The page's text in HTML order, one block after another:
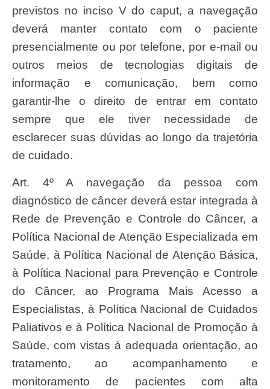
previstos no inciso V do caput, a navegação
deverá manter contato com o paciente
presencialmente ou por telefone, por e-mail ou
outros meios de tecnologias digitais de
informação e comunicação, bem como
garantir-lhe o direito de entrar em contato
sempre que ele tiver necessidade de
esclarecer suas dúvidas ao longo da trajetória
de cuidado.
Art. 4º A navegação da pessoa com
diagnóstico de câncer deverá estar integrada à
Rede de Prevenção e Controle do Câncer, a
Política Nacional de Atenção Especializada em
Saúde, à Política Nacional de Atenção Básica,
à Política Nacional para Prevenção e Controle
do Câncer, ao Programa Mais Acesso a
Especialistas, à Política Nacional de Cuidados
Paliativos e à Política Nacional de Promoção à
Saúde, com vistas à adequada orientação, ao
tratamento, ao acompanhamento e
monitoramento de pacientes com alta